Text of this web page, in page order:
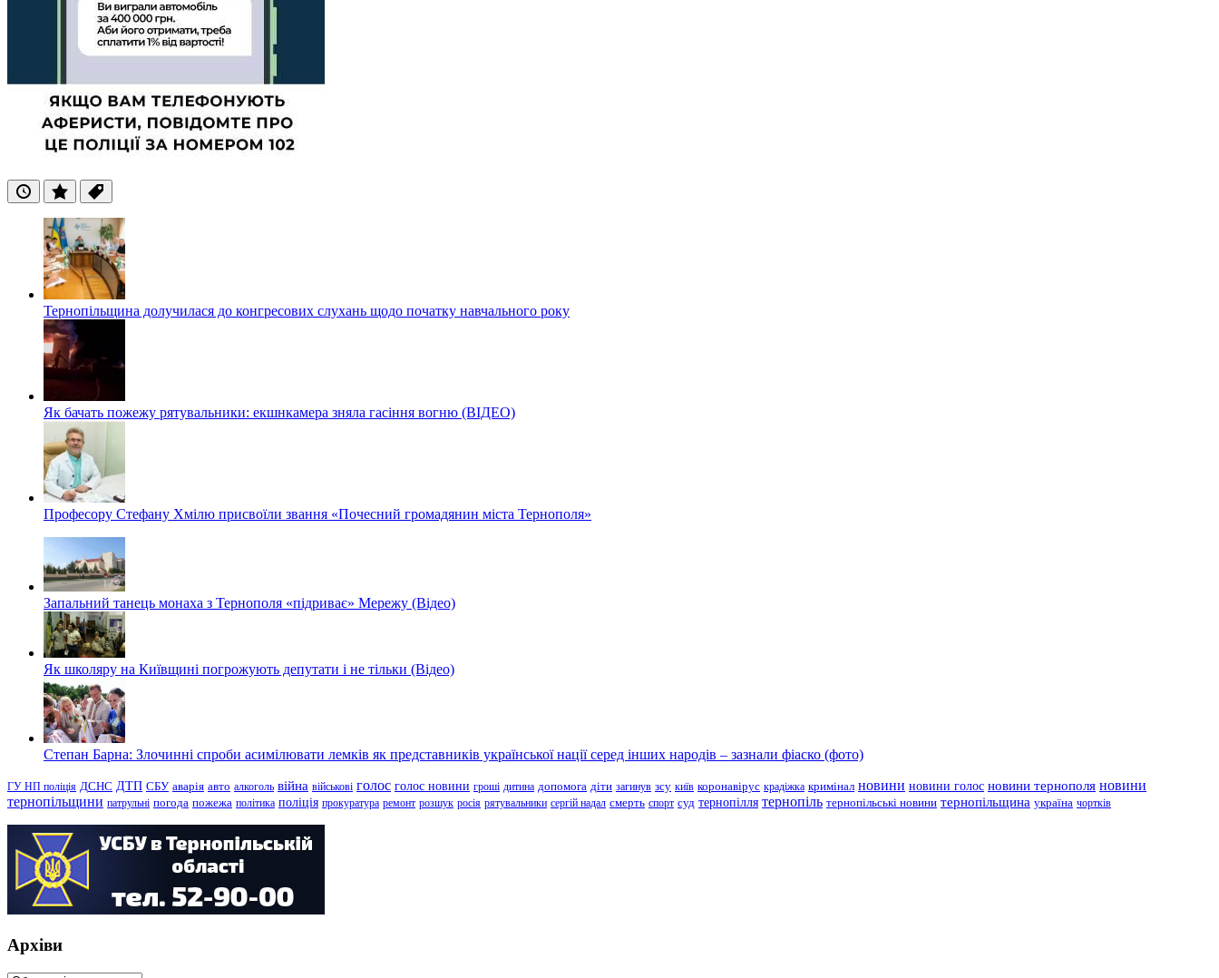
ОстанніПопулярні
Теги
Тернопільщина долучилася до конгресових слухань щодо початку навчального року
Як бачать пожежу рятувальники: екшнкамера зняла гасіння вогню (ВІДЕО)
Професору Стефану Хмілю присвоїли звання «Почесний громадянин міста Тернополя»
Запальний танець монаха з Тернополя «підриває» Мережу (Відео)
Як школяру на Київщині погрожують депутати і не тільки (Відео)
Степан Барна: Злочинні спроби асимілювати лемків як представників української нації серед інших народів – зазнали фіаско (фото)
ГУ НП поліція ДСНС ДТП СБУ аварія авто алкоголь війна військові голос голос новини гроші дитина допомога діти загинув зсу київ коронавірус крадіжка кримінал новини новини голос новини тернополя новини
тернопільщини патрульні погода пожежа політика поліція прокуратура ремонт розшук росія рятувальники сергій надал смерть спорт суд тернопілля тернопіль тернопільські новини тернопільщина україна чортків
Архіви